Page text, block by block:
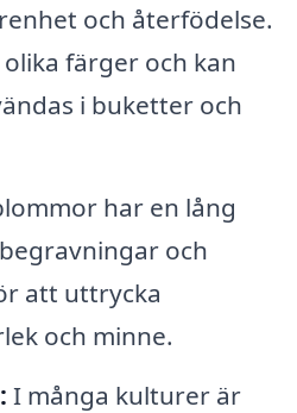
och återfödelse.
färger och kan
i buketter och
har en lång
och
att uttrycka
och minne.
I många kulturer är